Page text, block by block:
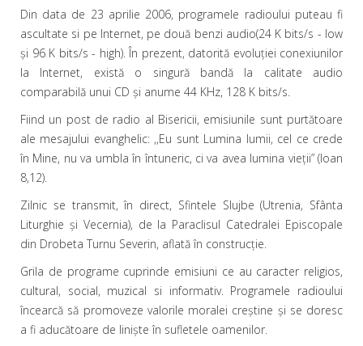
Din data de 23 aprilie 2006, programele radioului puteau fi
ascultate si pe Internet, pe două benzi audio(24 K bits/s - low
şi 96 K bits/s - high). În prezent, datorită evoluției conexiunilor
la Internet, există o singură bandă la calitate audio
comparabilă unui CD și anume 44 KHz, 128 K bits/s.
Fiind un post de radio al Bisericii, emisiunile sunt purtătoare
ale mesajului evanghelic: ,,Eu sunt Lumina lumii, cel ce crede
în Mine, nu va umbla în întuneric, ci va avea lumina vieţii” (Ioan
8,12).
Zilnic se transmit, în direct, Sfintele Slujbe (Utrenia, Sfânta
Liturghie şi Vecernia), de la Paraclisul Catedralei Episcopale
din Drobeta Turnu Severin, aflată în construcţie.
Grila de programe cuprinde emisiuni ce au caracter religios,
cultural, social, muzical si informativ. Programele radioului
încearcă să promoveze valorile moralei creştine şi se doresc
a fi aducătoare de linişte în sufletele oamenilor.